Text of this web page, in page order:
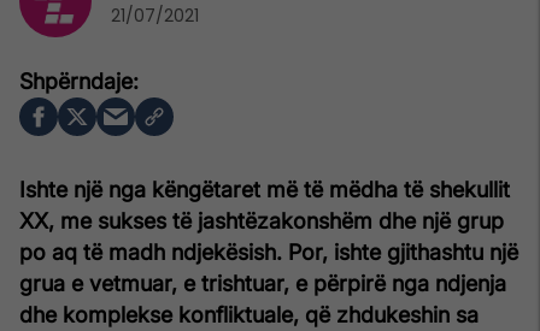
Ishte një nga këngëtaret më të mëdha të shekullit
XX, me sukses të jashtëzakonshëm dhe një grup
po aq të madh ndjekësish. Por, ishte gjithashtu një
grua e vetmuar, e trishtuar, e përpirë nga ndjenja
dhe komplekse konfliktuale, që zhdukeshin sa
21/07/2021